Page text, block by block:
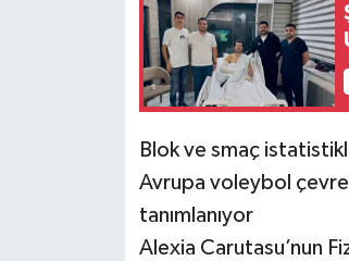
Blok ve smaç
Avrupa voleybol
tanımlanıyor
Alexia Carutasu’nun